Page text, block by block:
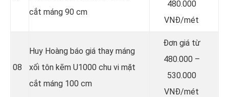
cắt máng 90 cm
480.000
VNĐ/mét
08
Huy Hoàng báo giá thay máng
xối tôn kẽm U1000 chu vi mặt
cắt máng 100 cm
Đơn giá từ
480.000 –
530.000
VNĐ/mét